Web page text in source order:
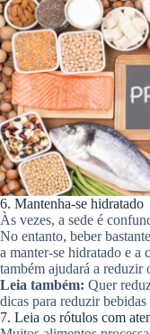
6. Mantenha-se hidratado
Às vezes, a sede é
No entanto, beber
a manter-se hidratado e a
também ajudará a reduzir
Leia também: Quer
dicas para reduzir bebidas
7. Leia os rótulos com